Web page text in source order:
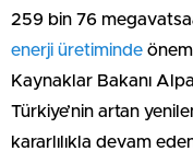
259 bin 76
enerji üretiminde
Kaynaklar Bakanı
Türkiye’nin artan
kararlılıkla devam